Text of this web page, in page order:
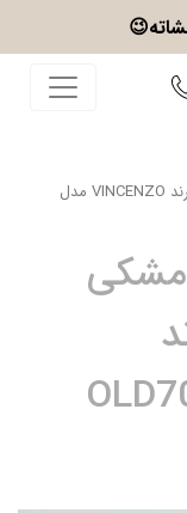
عینک طبی کائوچوای مشکی مردانه بزرگ مربعی برند VINCENZO مدل
مشکی